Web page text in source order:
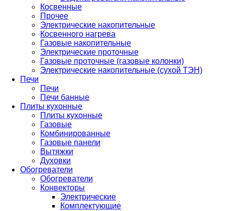
Косвенные
Прочее
Электрические накопительные
Косвенного нагрева
Газовые накопительные
Электрические проточные
Газовые проточные (газовые колонки)
Электрические накопительные (сухой ТЭН)
Печи
Печи
Печи банные
Плиты кухонные
Плиты кухонные
Газовые
Комбинированные
Газовые панели
Вытяжки
Духовки
Обогреватели
Обогреватели
Конвекторы
Электрические
Комплектующие